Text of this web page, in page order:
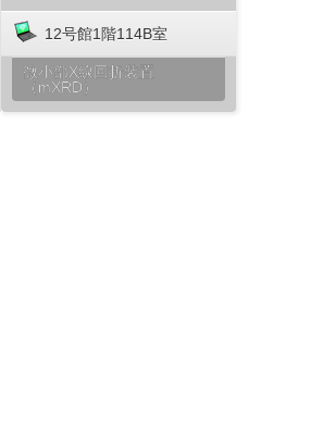
12号館1階114B室
微小部X線回折装置
（mXRD）